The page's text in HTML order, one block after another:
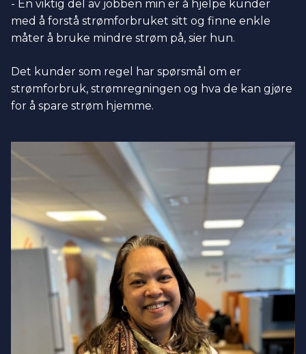
- En viktig del av jobben min er å hjelpe kunder
med å forstå strømforbruket sitt og finne enkle
måter å bruke mindre strøm på, sier hun.
Det kunder som regel har spørsmål om er
strømforbruk, strømregningen og hva de kan gjøre
for å spare strøm hjemme.